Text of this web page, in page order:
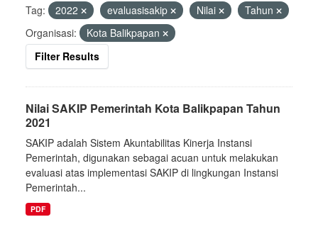
Tag: 2022 evaluasisakip Nilai
Tahun
Organisasi:
Kota Balikpapan
Filter Results
Nilai SAKIP Pemerintah Kota Balikpapan Tahun
2021
SAKIP adalah Sistem Akuntabilitas Kinerja Instansi
Pemerintah, digunakan sebagai acuan untuk melakukan
evaluasi atas implementasi SAKIP di lingkungan Instansi
Pemerintah...
PDF